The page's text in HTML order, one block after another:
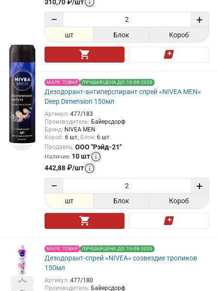
310,70 ₽/шт
− +
шт Блок Короб
МАРК. ТОВАР ЛУЧШАЯ ЦЕНА ДО: 16-08-2026
Дезодорант-антиперспирант спрей «NIVEA MEN»
Deep Dimension 150мл
Артикул: 477/183
Производитель: Байерсдорф
Бренд: NIVEA MEN
Короб: 6 шт Блок: 6 шт
Продавец: ООО "Рэйд-21"
Наличие: 10шт
442,88 ₽/шт
− +
шт Блок Короб
МАРК. ТОВАР ЛУЧШАЯ ЦЕНА ДО: 16-08-2026
Дезодорант-спрей «NIVEA» созвездие тропиков
150мл
Артикул: 477/180
Производитель: Байерсдорф